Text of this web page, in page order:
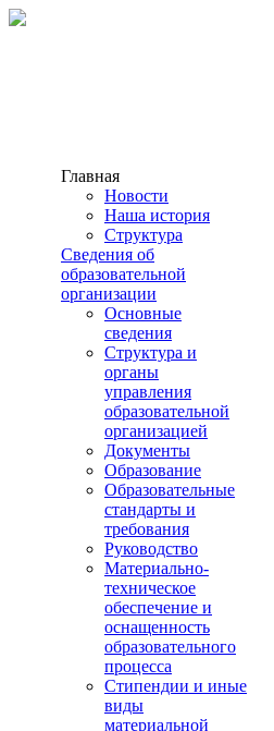
Главная
Новости
Наша история
Структура
Сведения об
образовательной
организации
Основные
сведения
Структура и
органы
управления
образовательной
организацией
Документы
Образование
Образовательные
стандарты и
требования
Руководство
Материально-
техническое
обеспечение и
оснащенность
образовательного
процесса
Стипендии и иные
виды
материальной